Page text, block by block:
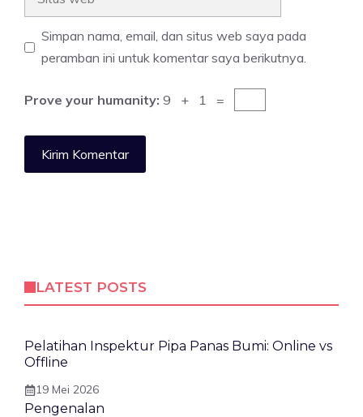
Simpan nama, email, dan situs web saya pada
peramban ini untuk komentar saya berikutnya.
Prove your humanity: 9 + 1 =
LATEST POSTS
Pelatihan Inspektur Pipa Panas Bumi: Online vs
Offline
19 Mei 2026
Pengenalan